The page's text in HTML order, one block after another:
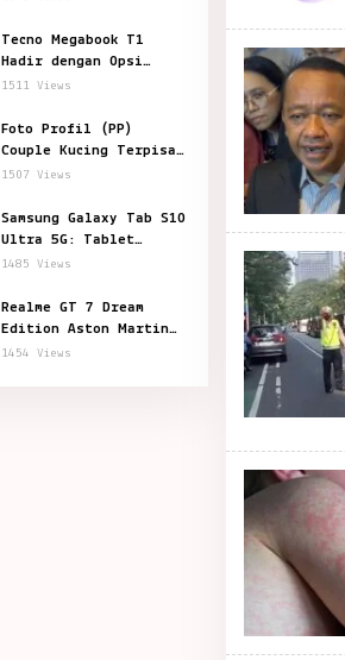
Tecno Megabook T1
Hadir dengan Opsi
Prosesor Baru
1511 Views
Foto Profil (PP)
Couple Kucing Terpisah
Lucu Aesthetic
1507 Views
Samsung Galaxy Tab S10
Ultra 5G: Tablet
Canggih Fitur Terbaru
1485 Views
Realme GT 7 Dream
Edition Aston Martin
Resmi Hadir di
1454 Views